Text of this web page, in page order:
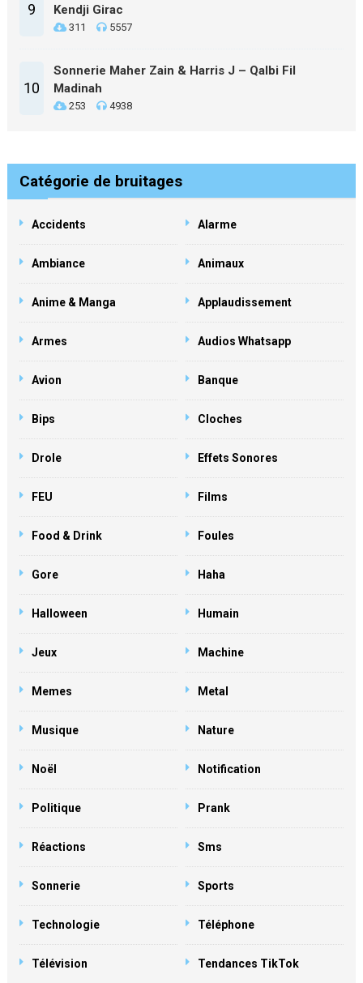
9
Kendji Girac
311 5557
10
Sonnerie Maher Zain & Harris J – Qalbi Fil
Madinah
253 4938
Catégorie de bruitages
Accidents Alarme
Ambiance Animaux
Anime & Manga Applaudissement
Armes Audios Whatsapp
Avion Banque
Bips Cloches
Drole Effets Sonores
FEU Films
Food & Drink Foules
Gore Haha
Halloween Humain
Jeux Machine
Memes Metal
Musique Nature
Noël Notification
Politique Prank
Réactions Sms
Sonnerie Sports
Technologie Téléphone
Télévision Tendances TikTok